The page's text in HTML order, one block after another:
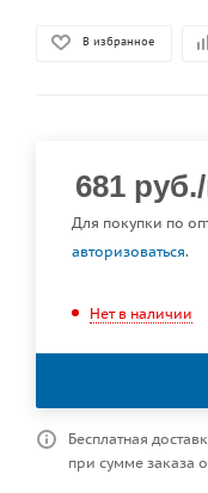
В избранное
681 руб.
Для покупки по
авторизоваться.
Нет в наличии
Бесплатная
при сумме заказа